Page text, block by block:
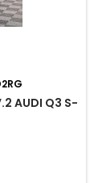
AUDI Q3 S-